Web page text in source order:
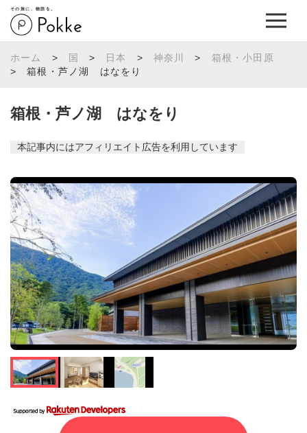
その旅に、物語を。
ホーム > 国 > 日本 > 神奈川 >
箱根・小田原
>
箱根・芦ノ湖 はなをり
箱根・芦ノ湖 はなをり
本記事内にはアフィリエイト広告を利用しています